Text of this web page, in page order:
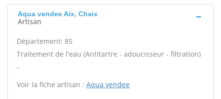
Aqua vendee Aix, Chaix
Artisan
Département: 85
Traitement de l'eau (Antitartre - adoucisseur - filtration)
-
Voir la fiche artisan : Aqua vendee